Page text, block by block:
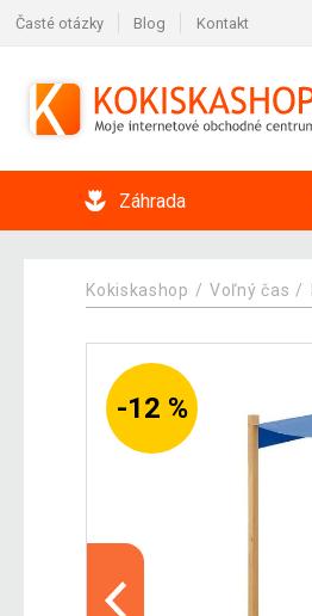
Časté otázky Blog Kontakt
Záhrada
Kokiskashop Voľný čas
-12 %